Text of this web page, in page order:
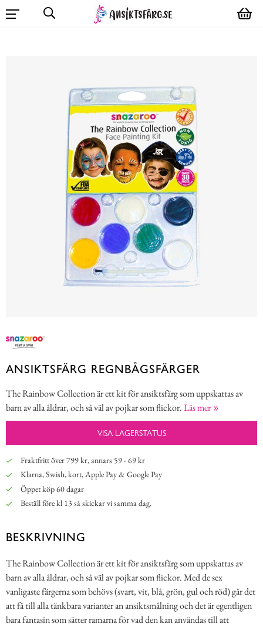
ANSIKTSFÄRG REGNBÅGSFÄRGER
The Rainbow Collection är ett kit för ansiktsfärg som uppskattas av
barn av alla åldrar, och så väl av pojkar som flickor.Läs mer
VISA LAGERSTATUS
Fraktfritt över 799 kr, annars 59 - 69 kr
Klarna, Swish, kort, Apple Pay & Google Pay
Öppet köp 60 dagar
Beställ före kl 13 så skickar vi samma dag.
BESKRIVNING
The Rainbow Collection är ett kit för ansiktsfärg som uppskattas av
barn av alla åldrar, och så väl av pojkar som flickor. Med de sex
vanligaste färgerna som behövs (svart, vit, blå, grön, gul och röd) går det
att få till alla tänkbara varianter an ansiktsmålning och det är egentligen
bara fantasin som sätter ramarna för vad den kan användas till att